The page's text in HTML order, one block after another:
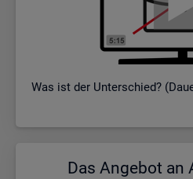
Was ist der Un­ter­schied?
Das An­ge­bot an